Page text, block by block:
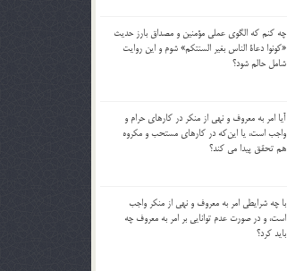
چه كنم كه الگوي عملي مؤمنين و مصداق بارز حديث
«كونوا دعاة الناس بغير السنتكم» شوم و اين روايت
شامل حالم شود؟
آيا امر به معروف و نهي از منكر در كارهاي حرام و
واجب است، يا اين‌كه در كارهاي مستحب و مكروه
هم تحقق پيدا مي كند؟
با چه شرايطي امر به معروف و نهي از منکر واجب
است، و در صورت عدم توانايي بر امر به معروف چه
بايد کرد؟